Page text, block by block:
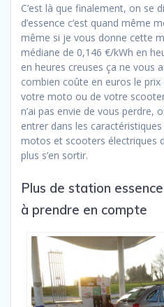
C’est là que finalement, on se
d’essence c’est quand même
même si je vous donne cette
médiane de 0,146 €/kWh en
en heures creuses ça ne vous
combien coûte en euros le prix
votre moto ou de votre
n’ai pas envie de vous perdre,
entrer dans les
motos et scooters électriques
plus s’en sortir.
Plus de station
à prendre en compte